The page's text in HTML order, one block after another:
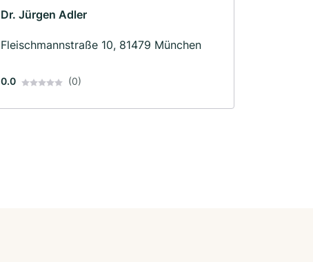
Dr. Jürgen Adler
Fleischmannstraße 10, 81479 München
0.0 (0)